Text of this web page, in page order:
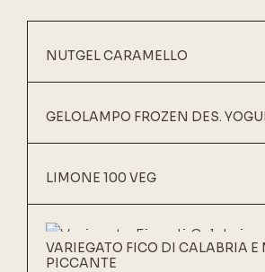
NUTGEL CARAMELLO
GELOLAMPO FROZEN DES.
LIMONE 100 VEG
VARIEGATO FICO DI CALABRIA E
PICCANTE